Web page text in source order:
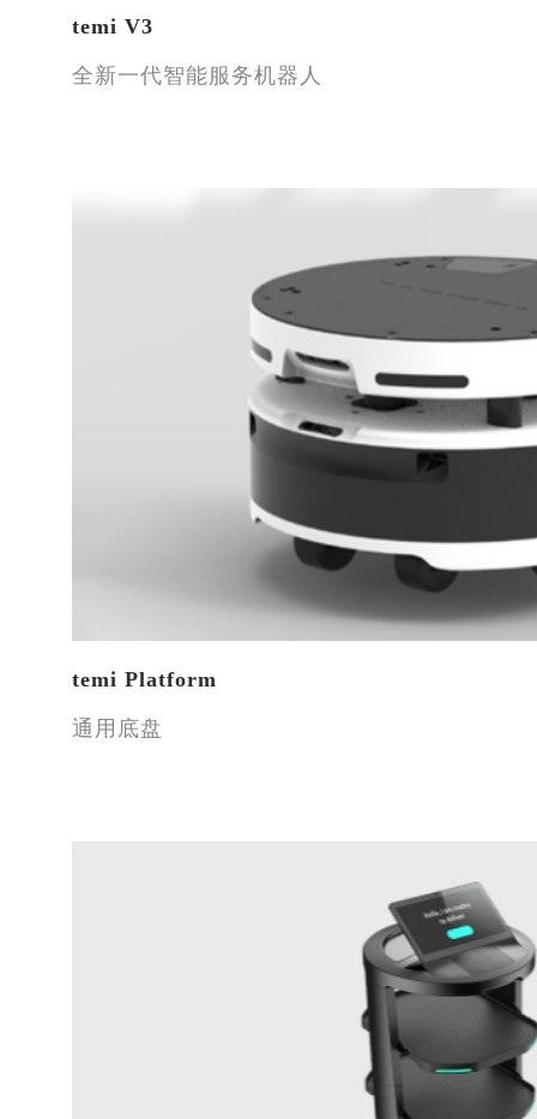
temi V3
全新一代智能服务机器人
temi Platform
通用底盘